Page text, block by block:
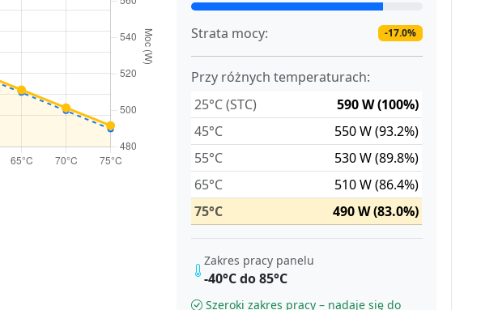
Strata mocy: -17.0%
Przy różnych temperaturach:
25°C (STC)
590 W (100%)
45°C
550 W (93.2%)
55°C
530 W (89.8%)
65°C
510 W (86.4%)
75°C
490 W (83.0%)
Zakres pracy panelu
-40°C do 85°C
Szeroki zakres pracy – nadaje się do